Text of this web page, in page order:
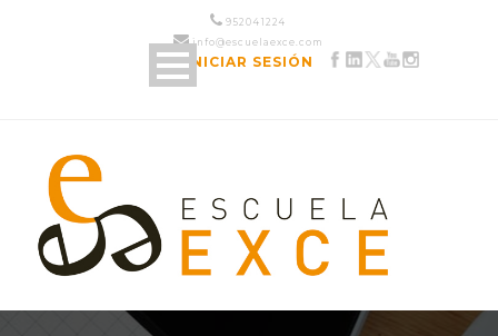
952 04 12 24
info@escuelaexce.com
INICIAR SESIÓN